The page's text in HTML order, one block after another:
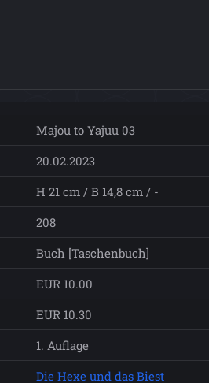
Majou to Yajuu 03
20.02.2023
H 21 cm / B 14,8 cm / -
208
Buch [Taschenbuch]
EUR 10.00
EUR 10.30
1. Auflage
Die Hexe und das Biest